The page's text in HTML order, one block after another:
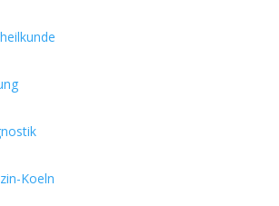
Koeln